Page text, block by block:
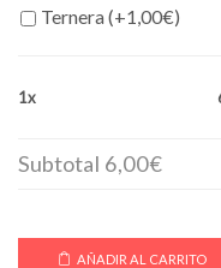
Ternera (+1,00€)
1x
Subtotal 6,00€
AÑADIR AL CARRITO